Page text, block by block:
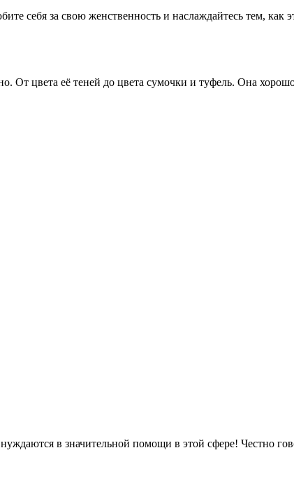
себя за свою женственность и наслаждайтесь тем, как
От цвета её теней до цвета сумочки и туфель. Она
в значительной помощи в этой сфере! Честно